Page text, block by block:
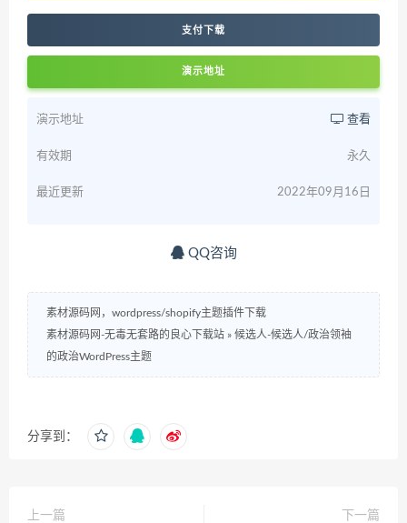
支付下载
演示地址
演示地址 查看
有效期 永久
最近更新 2022年09月16日
QQ咨询
素材源码网，wordpress/shopify主题插件下载
素材源码网-无毒无套路的良心下载站 » 候选人-候选人/政治领袖
的政治WordPress主题
分享到：
上一篇
下一篇